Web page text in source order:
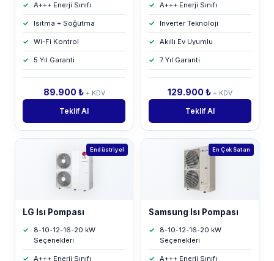
A+++ Enerji Sınıfı
Isıtma + Soğutma
Wi-Fi Kontrol
5 Yıl Garanti
89.900 ₺ + KDV
Teklif Al
A+++ Enerji Sınıfı
Inverter Teknoloji
Akıllı Ev Uyumlu
7 Yıl Garanti
129.900 ₺ + KDV
Teklif Al
Endüstriyel
LG Isı Pompası
8-10-12-16-20 kW
Seçenekleri
A+++ Enerji Sınıfı
En Çok Satan
Samsung Isı Pompası
8-10-12-16-20 kW
Seçenekleri
A+++ Enerji Sınıfı